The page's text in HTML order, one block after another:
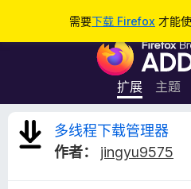
需要下载 Firefox 才能
F
r
e
扩展 主题
多
多线程下载管理器
作者：
jingyu9575